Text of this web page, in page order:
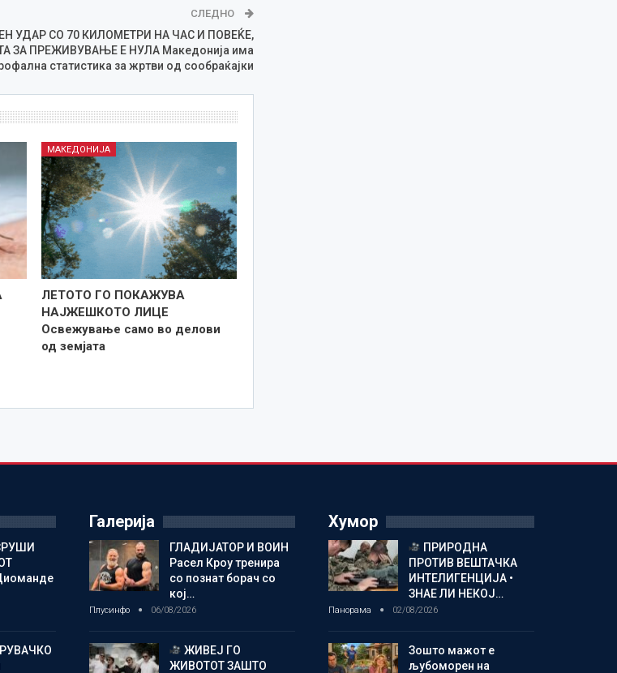
СЛЕДНО
УДАР СО 70 КИЛОМЕТРИ НА ЧАС И ПОВЕЌЕ,
ЗА ПРЕЖИВУВАЊЕ Е НУЛА Македонија има
статистика за жртви од сообраќајки
МАКЕДОНИЈА
ЛЕТОТО ГО ПОКАЖУВА
НАЈЖЕШКОТО ЛИЦE
Освежување само во делови
од земјата
Галерија
ГЛАДИЈАТОР И ВОИН
Расел Кроу тренира
со познат борач со
кој…
Плусинфо 06/08/2026
ЖИВЕЈ ГО
ЖИВОТОТ ЗАШТО
Хумор
ПРИРОДНА
ПРОТИВ ВЕШТАЧКА
ИНТЕЛИГЕНЦИЈА •
ЗНАЕ ЛИ НЕКОЈ…
Панорама 02/08/2026
Зошто мажот е
љубоморен на